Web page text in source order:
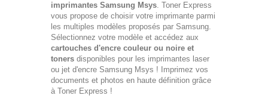
imprimantes Samsung Msys. Toner Express
vous propose de choisir votre imprimante parmi
les multiples modèles proposés par Samsung.
Sélectionnez votre modèle et accédez aux
cartouches d'encre couleur ou noire et
toners disponibles pour les imprimantes laser
ou jet d'encre Samsung Msys ! Imprimez vos
documents et photos en haute définition grâce
à Toner Express !